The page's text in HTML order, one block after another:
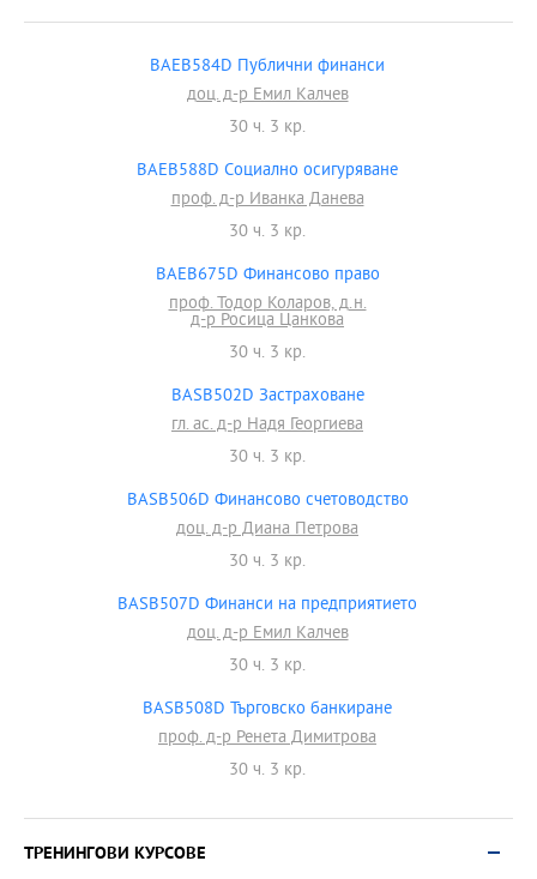
BAEB584D Публични финанси
доц. д-р Емил Калчев
30 ч. 3 кр.
BAEB588D Социално осигуряване
проф. д-р Иванка Данева
30 ч. 3 кр.
BAEB675D Финансово право
проф. Тодор Коларов, д.н.
д-р Росица Цанкова
30 ч. 3 кр.
BASB502D Застраховане
гл. ас. д-р Надя Георгиева
30 ч. 3 кр.
BASB506D Финансово счетоводство
доц. д-р Диана Петрова
30 ч. 3 кр.
BASB507D Финанси на предприятието
доц. д-р Емил Калчев
30 ч. 3 кр.
BASB508D Търговско банкиране
проф. д-р Ренета Димитрова
30 ч. 3 кр.
ТРЕНИНГОВИ КУРСОВЕ